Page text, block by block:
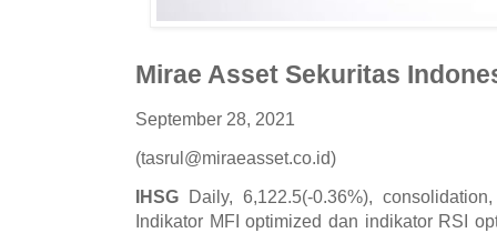
Mirae Asset Sekuritas
September 28, 2021
(tasrul@miraeasset.co.id)
IHSG
Daily, 6,122.5(-0.36%),
Indikator MFI optimized dan indikator RSI